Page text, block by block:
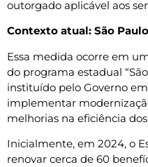
outorgado aplicável aos
Contexto atual: São
Essa medida ocorre em
do programa estadual
instituído pelo Governo
implementar
melhorias na eficiência
Inicialmente, em 2024, o
renovar cerca de 60